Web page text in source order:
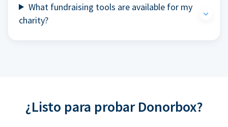
What fundraising tools are available for my
charity?
¿Listo para probar Donorbox?